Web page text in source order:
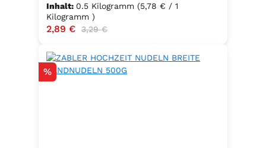
Inhalt: 0.5 Kilogramm (5,78 € / 1
Kilogramm )
Verkaufspreis:
2,89 € Regulärer Preis:
3,29 €
Rabatt
%